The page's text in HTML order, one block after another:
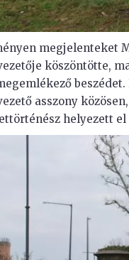
megjelenteket
köszöntötte,
asszony
helyezett